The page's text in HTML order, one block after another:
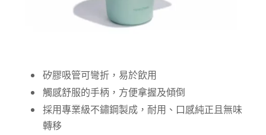
矽膠吸管可彎折，易於飲用
觸感舒服的手柄，方便拿握及傾倒
採用專業級不鏽鋼製成，耐用、口感純正且無味
轉移